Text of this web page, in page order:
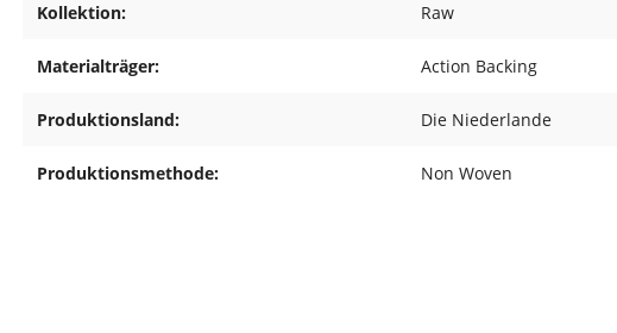
Kollektion: Raw
Materialträger: Action Backing
Produktionsland: Die Niederlande
Produktionsmethode: Non Woven